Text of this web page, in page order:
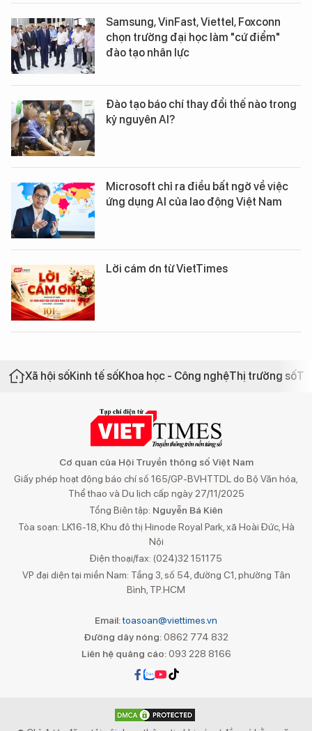
Samsung, VinFast, Viettel, Foxconn
chọn trường đại học làm "cứ điểm"
đào tạo nhân lực
Đào tạo báo chí thay đổi thế nào trong
kỷ nguyên AI?
Microsoft chỉ ra điều bất ngờ về việc
ứng dụng AI của lao động Việt Nam
Lời cám ơn từ VietTimes
Xã hội sốKinh tế sốKhoa học - Công nghệThị trường số
Cơ quan của Hội Truyền thông số Việt Nam
Giấy phép hoạt động báo chí số 165/GP-BVHTTDL do Bộ Văn hóa,
Thể thao và Du lịch cấp ngày 27/11/2025
Tổng Biên tập: Nguyễn Bá Kiên
Tòa soạn: LK16-18, Khu đô thị Hinode Royal Park, xã Hoài Đức, Hà
Nội
Điện thoại/fax: (024)32 151175
VP đại diện tại miền Nam: Tầng 3, số 54, đường C1, phường Tân
Bình, TP.HCM
Email:toasoan@viettimes.vn
Đường dây nóng: 0862 774 832
Liên hệ quảng cáo:093 228 8166